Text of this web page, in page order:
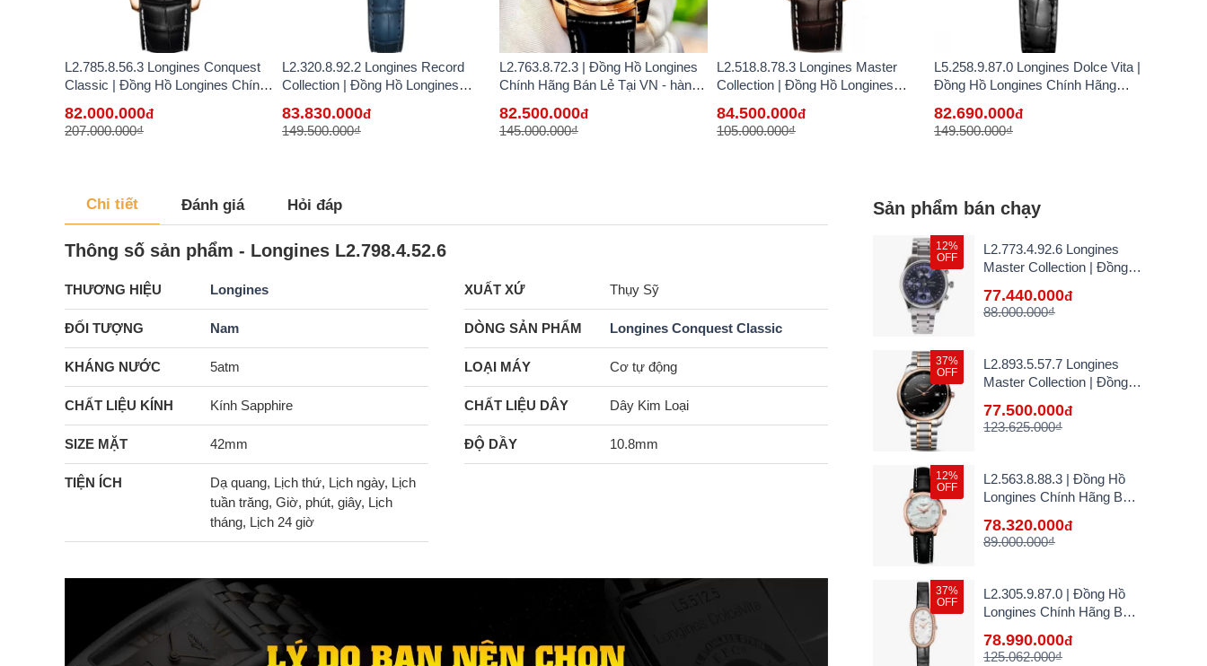
L2.785.8.56.3 Longines Conquest
Classic | Đồng Hồ Longines Chính
82.000.000đ
207.000.000₫
L2.320.8.92.2 Longines Record
Collection | Đồng Hồ Longines
83.830.000đ
149.500.000₫
L2.763.8.72.3 | Đồng Hồ Longines
Chính Hãng Bán Lẻ Tại VN - hàng
82.500.000đ
145.000.000₫
L2.518.8.78.3 Longines Master
Collection | Đồng Hồ Longines
84.500.000đ
105.000.000₫
L5.258.9.87.0 Longines Dolce Vita |
Đồng Hồ Longines Chính Hãng
82.690.000đ
149.500.000₫
Chi tiết Đánh giá Hỏi đáp
Thông số sản phẩm - Longines L2.798.4.52.6
THƯƠNG HIỆU Longines XUẤT XỨ Thụy Sỹ
ĐỐI TƯỢNG Nam DÒNG SẢN PHẨM Longines Conquest Classic
KHÁNG NƯỚC 5atm LOẠI MÁY Cơ tự động
CHẤT LIỆU KÍNH Kính Sapphire CHẤT LIỆU DÂY Dây Kim Loại
SIZE MẶT 42mm ĐỘ DẦY 10.8mm
TIỆN ÍCH
Dạ quang, Lịch thứ, Lịch ngày, Lịch
tuần trăng, Giờ, phút, giây, Lịch
tháng, Lịch 24 giờ
Sản phẩm bán chạy
12%
OFF
L2.773.4.92.6 Longines
Master Collection | Đồng
Bán Lẻ Tại VN
77.440.000đ
88.000.000₫
37%
OFF
L2.893.5.57.7 Longines
Master Collection | Đồng
Bán Lẻ Tại VN
77.500.000đ
123.625.000₫
12%
OFF
L2.563.8.88.3 | Đồng Hồ
Longines Chính Hãng Bán
78.320.000đ
89.000.000₫
37%
OFF
L2.305.9.87.0 | Đồng Hồ
Longines Chính Hãng Bán
78.990.000đ
125.062.000₫